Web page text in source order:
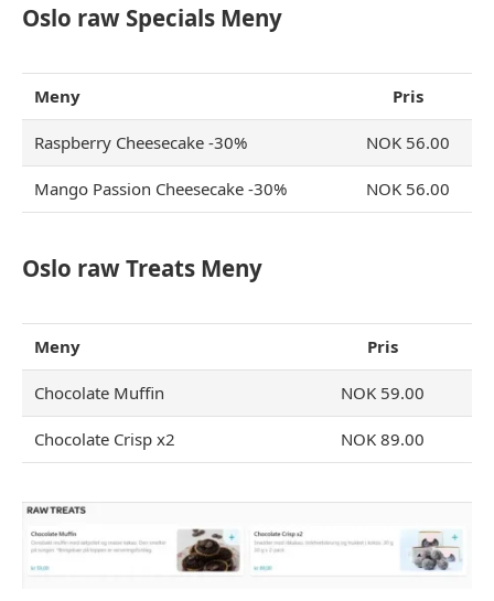
Oslo raw Specials Meny
Meny Pris
Raspberry Cheesecake -30% NOK 56.00
Mango Passion Cheesecake -30% NOK 56.00
Oslo raw Treats Meny
Meny Pris
Chocolate Muffin NOK 59.00
Chocolate Crisp x2 NOK 89.00